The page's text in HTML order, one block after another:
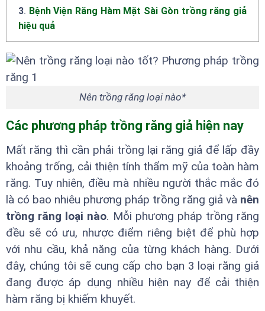
3. Bệnh Viện Răng Hàm Mặt Sài Gòn trồng răng giả
hiệu quả
Nên trồng răng loại nào*
Các phương pháp trồng răng giả hiện nay
Mất răng thì cần phải trồng lại răng giả để lấp đầy
khoảng trống, cải thiện tính thẩm mỹ của toàn hàm
răng. Tuy nhiên, điều mà nhiều người thắc mắc đó
là có bao nhiêu phương pháp trồng răng giả và nên
trồng răng loại nào. Mỗi phương pháp trồng răng
đều sẽ có ưu, nhược điểm riêng biệt để phù hợp
với nhu cầu, khả năng của từng khách hàng. Dưới
đây, chúng tôi sẽ cung cấp cho bạn 3 loại răng giả
đang được áp dụng nhiều hiện nay để cải thiện
hàm răng bị khiếm khuyết.